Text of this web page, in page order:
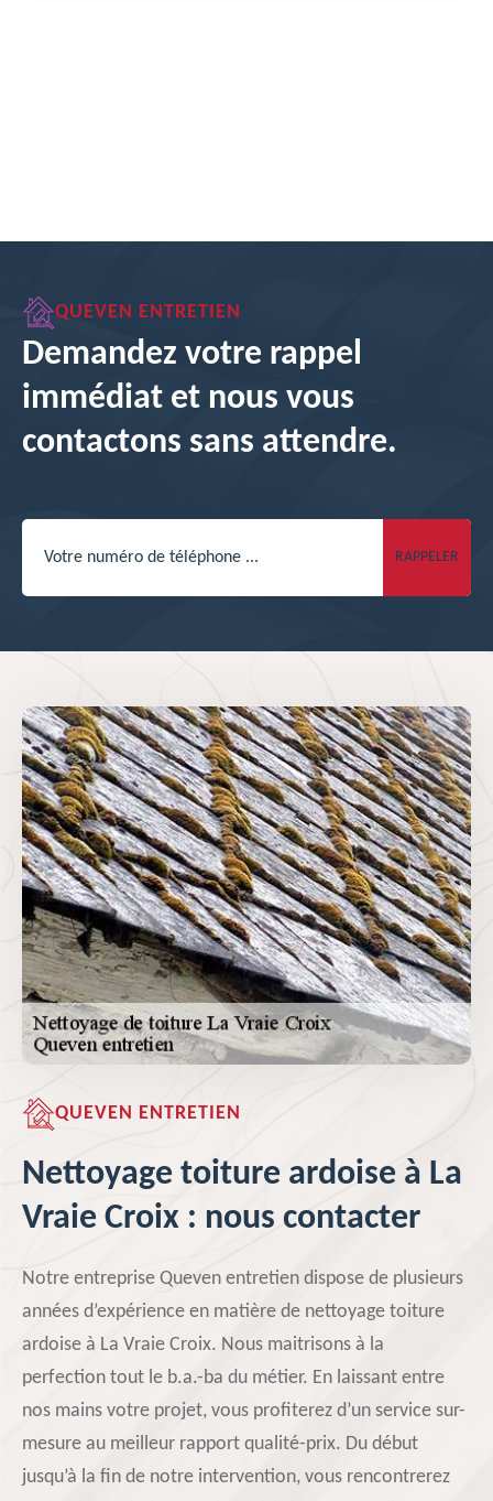
QUEVEN ENTRETIEN
Demandez votre rappel
immédiat et nous vous
contactons sans attendre.
QUEVEN ENTRETIEN
Nettoyage toiture ardoise à La
Vraie Croix : nous contacter
Notre entreprise Queven entretien dispose de plusieurs
années d’expérience en matière de nettoyage toiture
ardoise à La Vraie Croix. Nous maitrisons à la
perfection tout le b.a.-ba du métier. En laissant entre
nos mains votre projet, vous profiterez d’un service sur-
mesure au meilleur rapport qualité-prix. Du début
jusqu’à la fin de notre intervention, vous rencontrerez